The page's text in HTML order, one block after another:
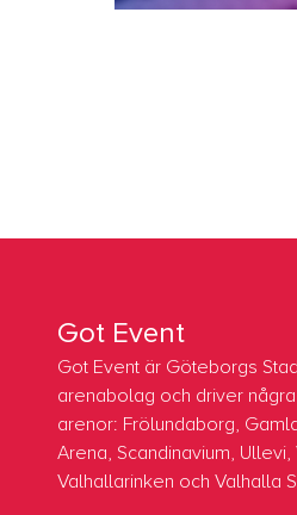
Got Event
Got Event är Göteborgs
arenabolag och driver
arenor: Frölundaborg,
Arena, Scandinavium,
Valhallarinken och Valhalla